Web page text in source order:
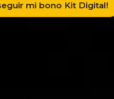
mi bono Kit Digital!